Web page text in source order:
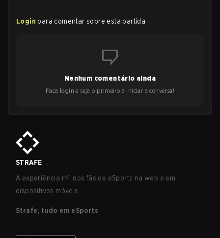
Login para comentar sobre esta partida
Nenhum comentário ainda
Faça login e seja o primeiro a iniciar a conversa!
STRAFE
A experiência nº1 dos fãs de eSports na web e em
dispositivos móveis.
Strafe, tudo em eSports